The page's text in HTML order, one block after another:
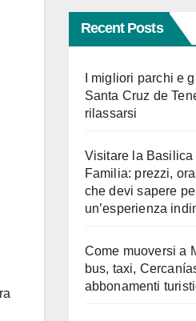
Recent Posts
I migliori parchi e
Santa Cruz de
rilassarsi
Visitare la
Familia: prezzi,
che devi sapere
un’esperienza
Come muoversi a
bus, taxi,
abbonamenti